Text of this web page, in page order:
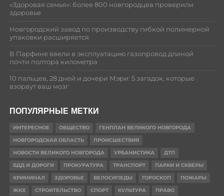
«Здоровая семья»: более 800 новгородцев проверили
здоровье
Новгородский завод по производству гибкой полимерной
упаковки расширяется
В Парфине ввели в эксплуатацию газопровод длиной
почти полтора километра
10 пальцев, 28 дней и дочери Мэри: 5 загадок, которые
взорвут ваш мозг
ПОПУЛЯРНЫЕ МЕТКИ
ИНТЕРЕСНОЕ ОБЩЕСТВО
ГЕНПЛАН ВЕЛИКОГО НОВГОРОДА
НОВГОРОДСКАЯ ОБЛАСТЬ
ПРОИСШЕСТВИЯ
НОВОСТИ ВЕЛИКОГО НОВГОРОДА
УРБАНИСТИКА
ДТП
БДД И ДОРОГИ
ПРОКУРАТУРА ТРАНСПОРТ
ПАРКИ И СКВЕРЫ
КРИМИНАЛ
ЗДОРОВЬЕ ВЕЛОСИПЕДЫ ГОРОСКОП
ПОЖАРЫ
ЖКХ
СТРОИТЕЛЬСТВО СПОРТ КУЛЬТУРА
ПРАВО